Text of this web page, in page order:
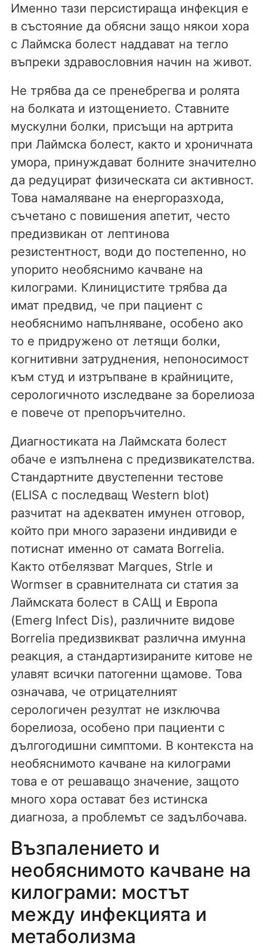
Именно тази персистираща инфекция е
в състояние да обясни защо някои хора
с Лаймска болест наддават на тегло
въпреки здравословния начин на живот.
Не трябва да се пренебрегва и ролята
на болката и изтощението. Ставните
мускулни болки, присъщи на артрита
при Лаймска болест, както и хроничната
умора, принуждават болните значително
да редуцират физическата си активност.
Това намаляване на енергоразхода,
съчетано с повишения апетит, често
предизвикан от лептинова
резистентност, води до постепенно, но
упорито необяснимо качване на
килограми. Клиницистите трябва да
имат предвид, че при пациент с
необяснимо напълняване, особено ако
то е придружено от летящи болки,
когнитивни затруднения, непоносимост
към студ и изтръпване в крайниците,
серологичното изследване за борелиоза
е повече от препоръчително.
Диагностиката на Лаймската болест
обаче е изпълнена с предизвикателства.
Стандартните двустепенни тестове
(ELISA с последващ Western blot)
разчитат на адекватен имунен отговор,
който при много заразени индивиди е
потиснат именно от самата Borrelia.
Както отбелязват Marques, Strle и
Wormser в сравнителната си статия за
Лаймската болест в САЩ и Европа
(Emerg Infect Dis), различните видове
Borrelia предизвикват различна имунна
реакция, а стандартизираните китове не
улавят всички патогенни щамове. Това
означава, че отрицателният
серологичен резултат не изключва
борелиоза, особено при пациенти с
дългогодишни симптоми. В контекста на
необяснимото качване на килограми
това е от решаващо значение, защото
много хора остават без истинска
диагноза, а проблемът се задълбочава.
Възпалението и
необяснимото качване на
килограми: мостът
между инфекцията и
метаболизма